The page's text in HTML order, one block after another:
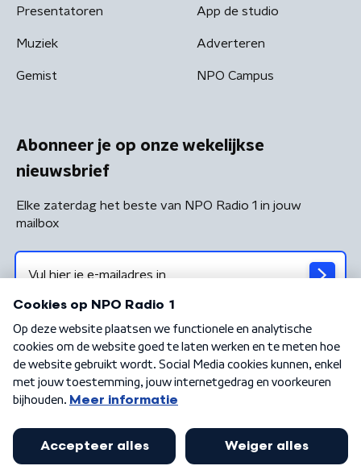
Presentatoren
Muziek
Gemist
App de studio
Adverteren
NPO Campus
Abonneer je op onze wekelijkse
nieuwsbrief
Elke zaterdag het beste van NPO Radio 1 in jouw
mailbox
Algemene voorwaarden